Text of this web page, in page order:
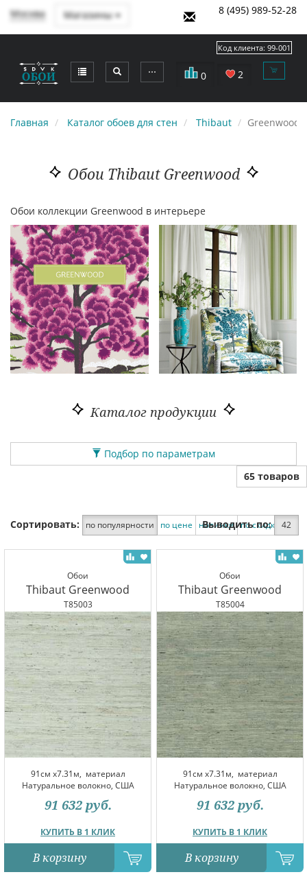
Москва Магазины 8 (495) 989-52-28
⋯ 0 2
Код клиента: 99-001
Главная Каталог обоев для стен Thibaut Greenwood
Обои Thibaut Greenwood
Обои коллекции Greenwood в интерьере
Каталог продукции
Подбор по параметрам
65 товаров
Сортировать: по популярности по цене новинки по скидке
Выводить по: 42
Обои
Thibaut Greenwood
T85003
91см x7.31м, материал
Натуральное волокно, США
КУПИТЬ В 1 КЛИК
91 632 руб.
В корзину
Обои
Thibaut Greenwood
T85004
91см x7.31м, материал
Натуральное волокно, США
КУПИТЬ В 1 КЛИК
91 632 руб.
В корзину